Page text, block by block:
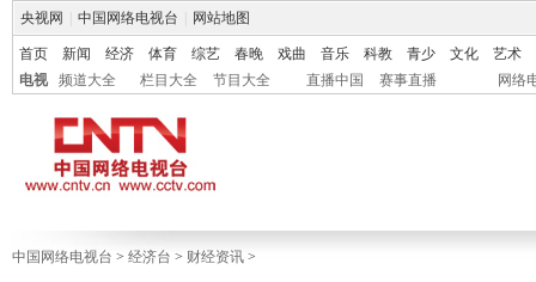
央视网 中国网络电视台 网站地图
首页 新闻 经济 体育 综艺 春晚 戏曲 音乐 科教 青少 文化
艺术
电视
频道大全 栏目大全 节目大全 直播中国 赛事直播 网络
中国网络电视台 > 经济台 > 财经资讯 >